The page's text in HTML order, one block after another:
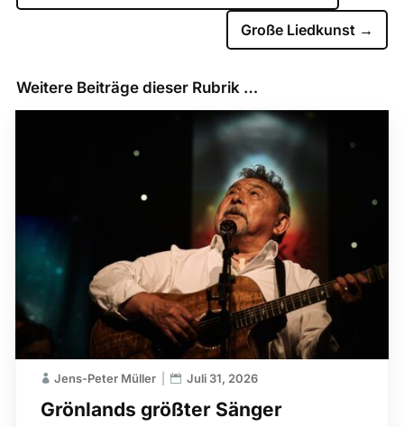
Große Liedkunst →
Weitere Beiträge dieser Rubrik …
Grönlands größter Sänger
Jens-Peter Müller Juli 31, 2026